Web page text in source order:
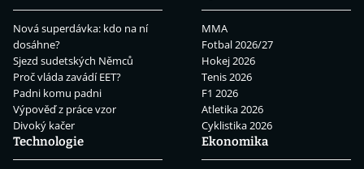
Nová superdávka: kdo na ní
dosáhne?
Sjezd sudetských Němců
Proč vláda zavádí EET?
Padni komu padni
Výpověď z práce vzor
Divoký kačer
MMA
Fotbal 2026/27
Hokej 2026
Tenis 2026
F1 2026
Atletika 2026
Cyklistika 2026
Technologie
Ekonomika